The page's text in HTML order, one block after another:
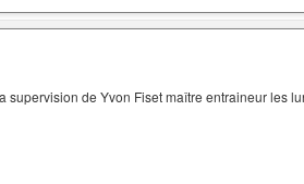
de Yvon Fiset maître entraineur les